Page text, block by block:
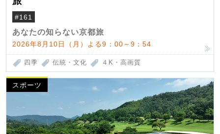
#161
あなたの知らない京都旅
2026年8月10日（月）よる9：00～9：54
四季 伝統・文化 ４K・高画質
スポーツ